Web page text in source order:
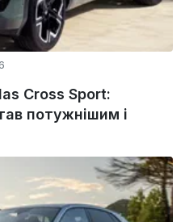
Cross Sport:
потужнішим і